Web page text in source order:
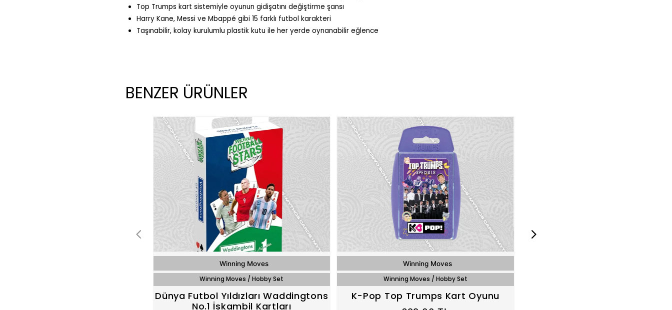
Top Trumps kart sistemiyle oyunun gidişatını değiştirme şansı
Harry Kane, Messi ve Mbappé gibi 15 farklı futbol karakteri
Taşınabilir, kolay kurulumlu plastik kutu ile her yerde oynanabilir eğlence
BENZER ÜRÜNLER
Winning Moves
Winning Moves / Hobby Set
Dünya Futbol Yıldızları Waddingtons
No.1 İskambil Kartları
Winning Moves
Winning Moves / Hobby Set
K-Pop Top Trumps Kart Oyunu